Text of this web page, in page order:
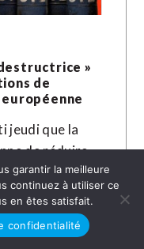
»
de
jeudi que la
de réduire
les marchés
garantir la meilleure
continuez à utiliser ce
en êtes satisfait.
confidentialité